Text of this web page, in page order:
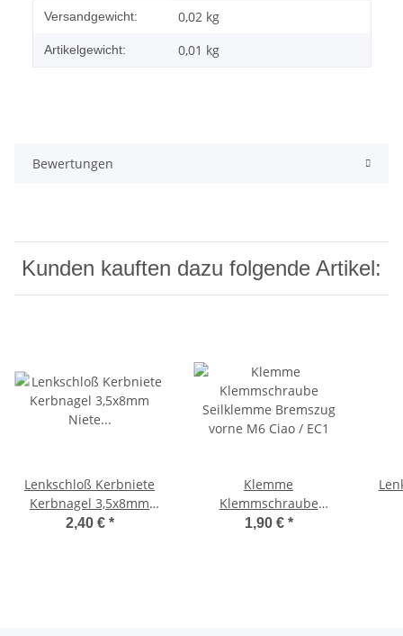
Produkteigenschaft
Wert
Versandgewicht: 0,02 kg
Artikelgewicht: 0,01 kg
Bewertungen
Kunden kauften dazu folgende Artikel:
Lenkschloß Kerbniete
Kerbnagel 3,5x8mm
Niete Schloß Abdeckung
2,40 € *
Klemme
Klemmschraube
Seilklemme Bremszug
1,90 € *